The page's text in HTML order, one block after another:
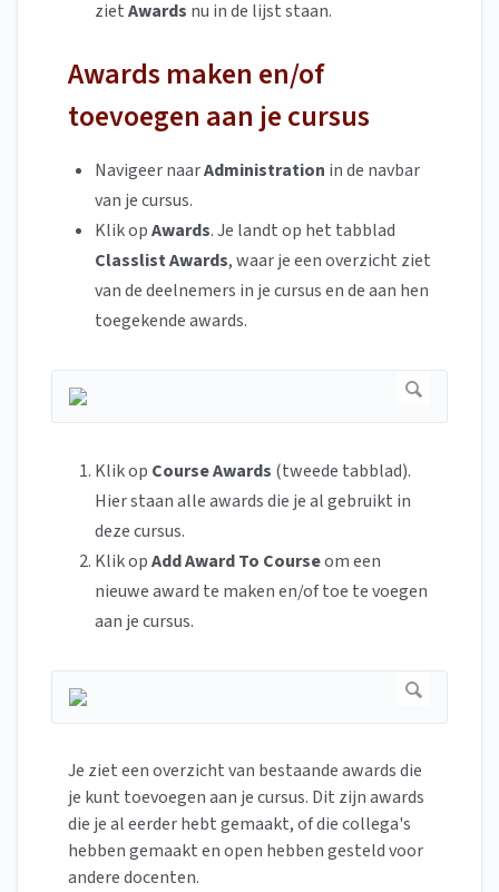
zietAwards nu in de lijst staan.
Awards maken en/of
toevoegen aan je cursus
Navigeer naarAdministration in de navbar
van je cursus.
Klik opAwards. Je landt op het tabblad
Classlist Awards, waar je een overzicht ziet
van de deelnemers in je cursus en de aan hen
toegekende awards.
Klik op Course Awards (tweede tabblad).
Hier staan alle awards die je al gebruikt in
deze cursus.
Klik opAdd Award To Courseom een
nieuwe award te maken en/of toe te voegen
aan je cursus.
Je ziet een overzicht van bestaande awards die
je kunt toevoegen aan je cursus. Dit zijn awards
die je al eerder hebt gemaakt, of die collega's
hebben gemaakt en open hebben gesteld voor
andere docenten.